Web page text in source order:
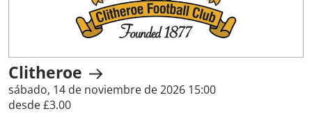
Clitheroe
sábado, 14 de noviembre de 2026 15:00
desde £3.00